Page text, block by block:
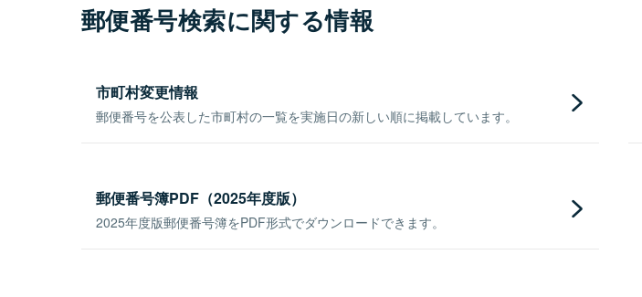
郵便番号検索に関する情報
市町村変更情報
郵便番号を公表した市町村の一覧を実施日の新しい順に掲載しています。
郵便番号簿PDF（2025年度版）
2025年度版郵便番号簿をPDF形式でダウンロードできます。